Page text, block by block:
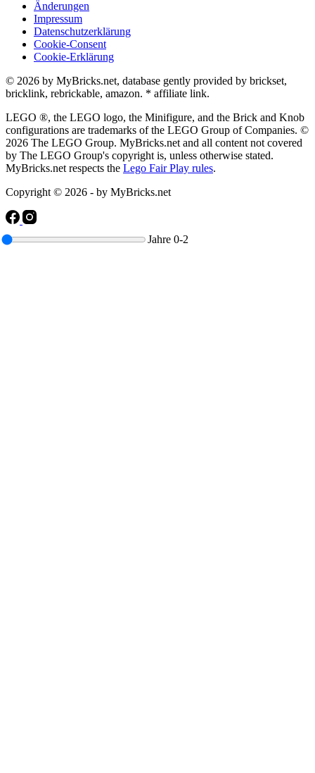
Jahre 0-2
Änderungen
Impressum
Datenschutzerklärung
Cookie-Consent
Cookie-Erklärung
© 2026 by MyBricks.net, database gently provided by brickset,
bricklink, rebrickable, amazon. * affiliate link.
LEGO ®, the LEGO logo, the Minifigure, and the Brick and Knob
configurations are trademarks of the LEGO Group of Companies. ©
2026 The LEGO Group. MyBricks.net and all content not covered
by The LEGO Group's copyright is, unless otherwise stated.
MyBricks.net respects the Lego Fair Play rules.
Copyright © 2026 - by MyBricks.net